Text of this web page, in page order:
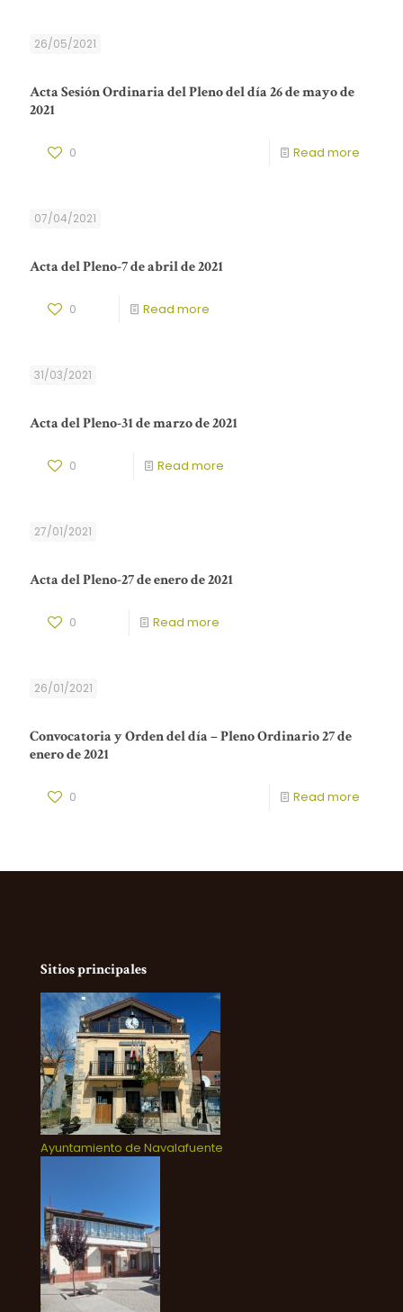
26/05/2021
Acta Sesión Ordinaria del Pleno del día 26 de mayo de
2021
0 Read more
07/04/2021
Acta del Pleno-7 de abril de 2021
0 Read more
31/03/2021
Acta del Pleno-31 de marzo de 2021
0 Read more
27/01/2021
Acta del Pleno-27 de enero de 2021
0 Read more
26/01/2021
Convocatoria y Orden del día – Pleno Ordinario 27 de
enero de 2021
0 Read more
Sitios principales
Ayuntamiento de Navalafuente